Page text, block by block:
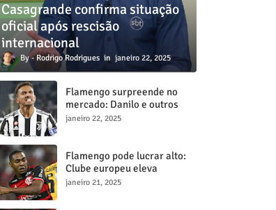
Casagrande confirma situação
oficial após rescisão
internacional
Rodrigo Rodrigues janeiro 22, 2025
Flamengo surpreende no
mercado: Danilo e outros
dois craques estão a
janeiro 22, 2025
Flamengo pode lucrar alto:
Clube europeu eleva
proposta por Lorran para R$
janeiro 21, 2025